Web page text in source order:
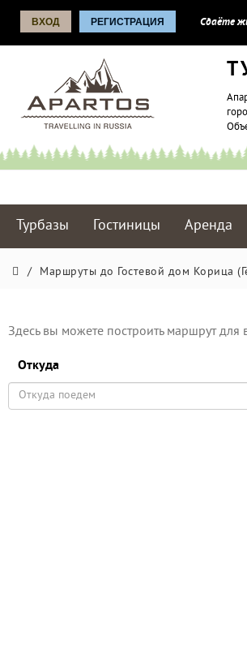
ВХОД РЕГИСТРАЦИЯ Сдаёте
Турбазы Гостиницы Аренда
/ Маршруты до Гостевой дом Корица
Здесь вы можете построить маршрут для
Откуда